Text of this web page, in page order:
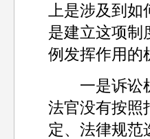
上是涉及到
是建立这项制
例发挥作用的
一是诉讼机
法官没有按照
定、法律规范